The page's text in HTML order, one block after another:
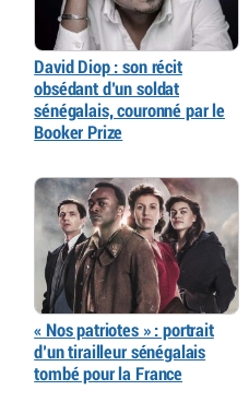
David Diop : son récit
obsédant d’un soldat
sénégalais, couronné par le
Booker Prize
« Nos patriotes » : portrait
d’un tirailleur sénégalais
tombé pour la France